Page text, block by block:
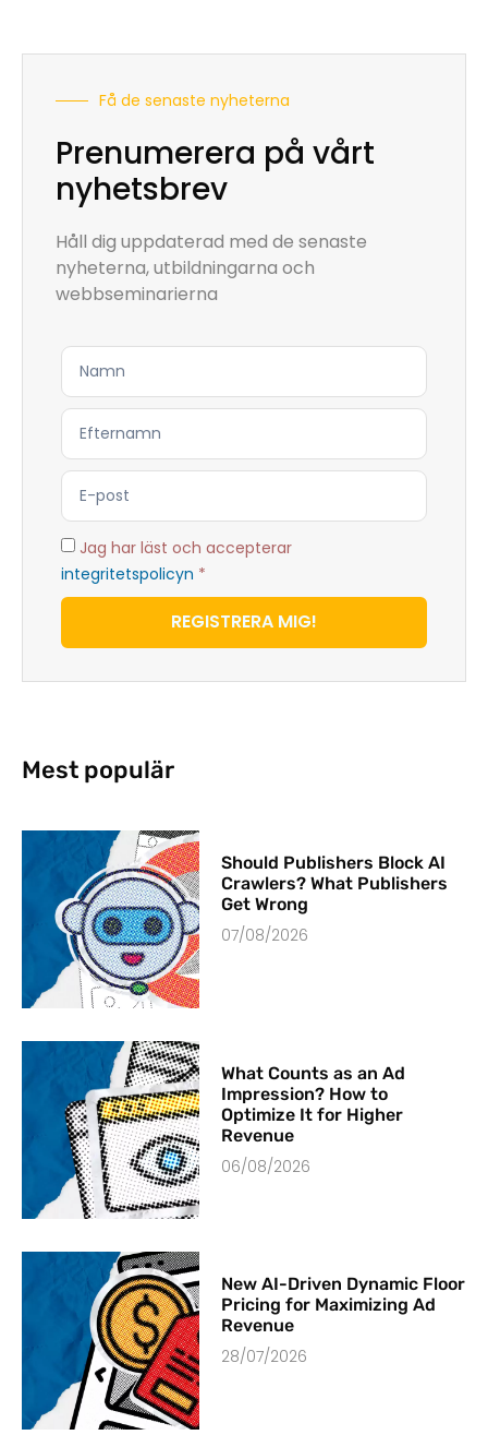
Få de senaste nyheterna
Prenumerera på vårt
nyhetsbrev
Håll dig uppdaterad med de senaste
nyheterna, utbildningarna och
webbseminarierna
Jag har läst och accepterar
integritetspolicyn *
REGISTRERA MIG!
Mest populär
Should Publishers Block AI
Crawlers? What Publishers
Get Wrong
07/08/2026
What Counts as an Ad
Impression? How to
Optimize It for Higher
Revenue
06/08/2026
New AI-Driven Dynamic Floor
Pricing for Maximizing Ad
Revenue
28/07/2026